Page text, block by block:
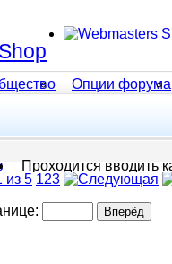
Опции форума
Shop
Проходится вводить
из 5 123